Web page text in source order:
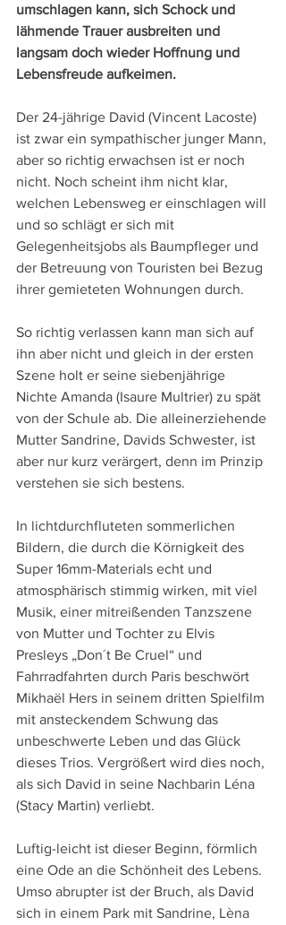
umschlagen kann, sich Schock und
lähmende Trauer ausbreiten und
langsam doch wieder Hoffnung und
Lebensfreude aufkeimen.
Der 24-jährige David (Vincent Lacoste)
ist zwar ein sympathischer junger Mann,
aber so richtig erwachsen ist er noch
nicht. Noch scheint ihm nicht klar,
welchen Lebensweg er einschlagen will
und so schlägt er sich mit
Gelegenheitsjobs als Baumpfleger und
der Betreuung von Touristen bei Bezug
ihrer gemieteten Wohnungen durch.
So richtig verlassen kann man sich auf
ihn aber nicht und gleich in der ersten
Szene holt er seine siebenjährige
Nichte Amanda (Isaure Multrier) zu spät
von der Schule ab. Die alleinerziehende
Mutter Sandrine, Davids Schwester, ist
aber nur kurz verärgert, denn im Prinzip
verstehen sie sich bestens.
In lichtdurchfluteten sommerlichen
Bildern, die durch die Körnigkeit des
Super 16mm-Materials echt und
atmosphärisch stimmig wirken, mit viel
Musik, einer mitreißenden Tanzszene
von Mutter und Tochter zu Elvis
Presleys „Don´t Be Cruel“ und
Fahrradfahrten durch Paris beschwört
Mikhaël Hers in seinem dritten Spielfilm
mit ansteckendem Schwung das
unbeschwerte Leben und das Glück
dieses Trios. Vergrößert wird dies noch,
als sich David in seine Nachbarin Léna
(Stacy Martin) verliebt.
Luftig-leicht ist dieser Beginn, förmlich
eine Ode an die Schönheit des Lebens.
Umso abrupter ist der Bruch, als David
sich in einem Park mit Sandrine, Lèna